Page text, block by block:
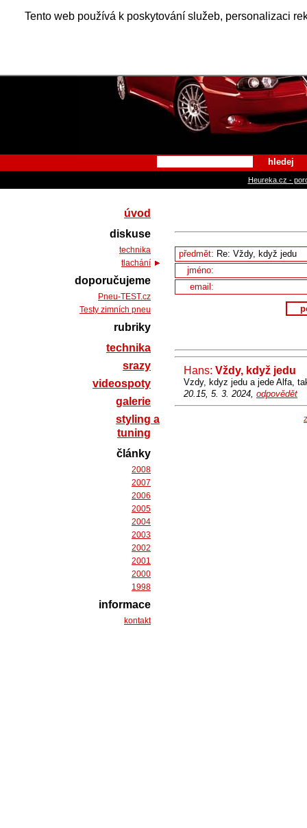
Tento web používá k poskytování služeb, personalizaci
Alfa
hledej
Heureka.cz -
předmět:
jméno:
email:
Hans: Vždy, když jedu
Vzdy, kdyz jedu a jede Alfa,
20.15, 5. 3. 2024, odpovědět
úvod
diskuse
technika
tlachání
doporučujeme
Pneu-TEST.cz
Testy zimních pneu
rubriky
technika
srazy
videospoty
galerie
styling a
tuning
články
2008
2007
2006
2005
2004
2003
2002
2001
2000
1998
informace
kontakt